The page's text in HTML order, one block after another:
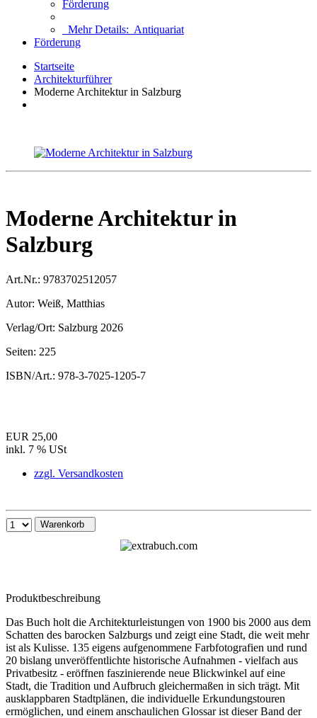
Förderung
Mehr Details: Antiquariat
Förderung
Startseite
Architekturführer
Moderne Architektur in Salzburg
Moderne Architektur in
Salzburg
Art.Nr.: 9783702512057
Autor: Weiß, Matthias
Verlag/Ort: Salzburg 2026
Seiten: 225
ISBN/Art.: 978-3-7025-1205-7
EUR 25,00
inkl. 7 % USt
zzgl. Versandkosten
Warenkorb
Produktbeschreibung
Das Buch holt die Architekturleistungen von 1900 bis 2000 aus dem
Schatten des barocken Salzburgs und zeigt eine Stadt, die weit mehr
ist als Kulisse. 135 eigens aufgenommene Farbfotografien und rund
20 bislang unveröffentlichte historische Aufnahmen - vielfach aus
Privatbesitz - eröffnen faszinierende neue Blickwinkel auf eine
Stadt, die Tradition und Aufbruch gleichermaßen in sich trägt. Mit
ausklappbaren Stadtplänen, die individuelle Erkundungstouren
ermöglichen, und einem anschaulichen Glossar ist dieser Band der